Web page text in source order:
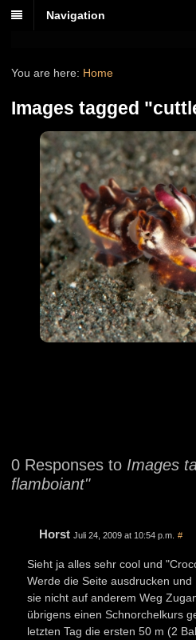
Navigation
You are here: Home
Images tagged
0 Responses to Images
flamboiant"
Horst Juli 24, 2009 at 10:54 p.m. #
Sieht ja alles sehr cool und
Werde die Seite ausdrucken
sie nicht auf anderem Weg
übrigens einen Schnorchelkurs
letzten Tag die ersten 50 m (2